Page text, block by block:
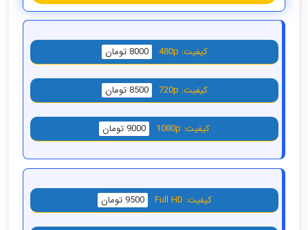
کیفیت: 480p 8000 تومان
کیفیت: 720p 8500 تومان
کیفیت: 1080p 9000 تومان
کیفیت: Full HD 9500 تومان